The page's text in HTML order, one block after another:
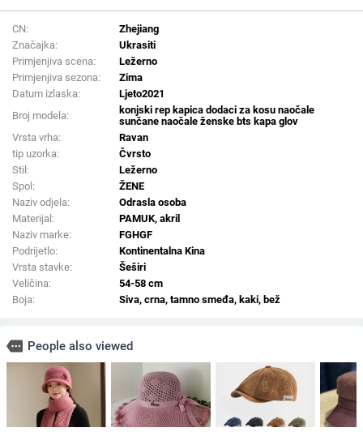
CN:
Zhejiang
Značajka:
Ukrasiti
Primjenjiva scena:
Ležerno
Primjenjiva sezona:
Zima
Datum izlaska:
Ljeto2021
Broj modela:
konjski rep kapica dodaci za kosu naočale
sunčane naočale ženske bts kapa glov
Vrsta vrha:
Ravan
tip uzorka:
Čvrsto
Stil:
Ležerno
Spol:
ŽENE
Naziv odjela:
Odrasla osoba
Materijal:
PAMUK, akril
Naziv marke:
FGHGF
Podrijetlo:
Kontinentalna Kina
Vrsta stavke:
Šeširi
Veličina:
54-58 cm
Boja:
Siva, crna, tamno smeđa, kaki, bež
more People also viewed